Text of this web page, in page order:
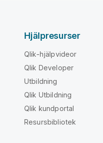
Hjälpresurser
Qlik-hjälpvideor
Qlik Developer
Utbildning
Qlik Utbildning
Qlik kundportal
Resursbibliotek